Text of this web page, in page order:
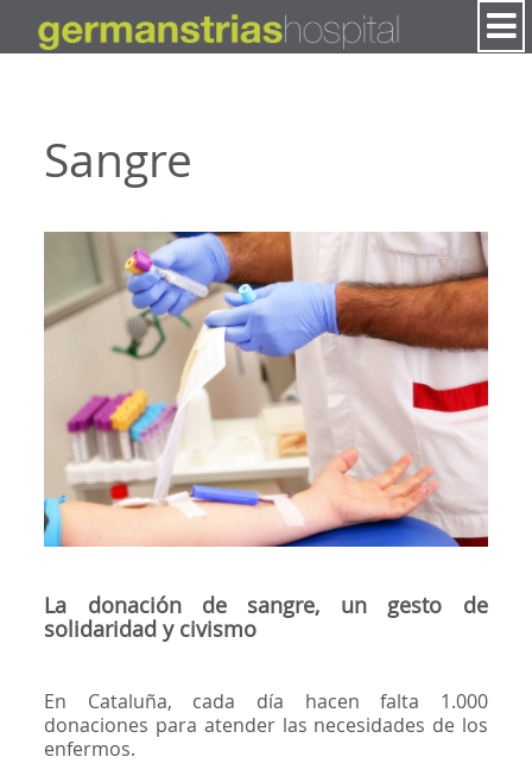
Sangre
La donación de sangre, un gesto de
solidaridad y civismo
En Cataluña, cada día hacen falta 1.000
donaciones para atender las necesidades de los
enfermos.